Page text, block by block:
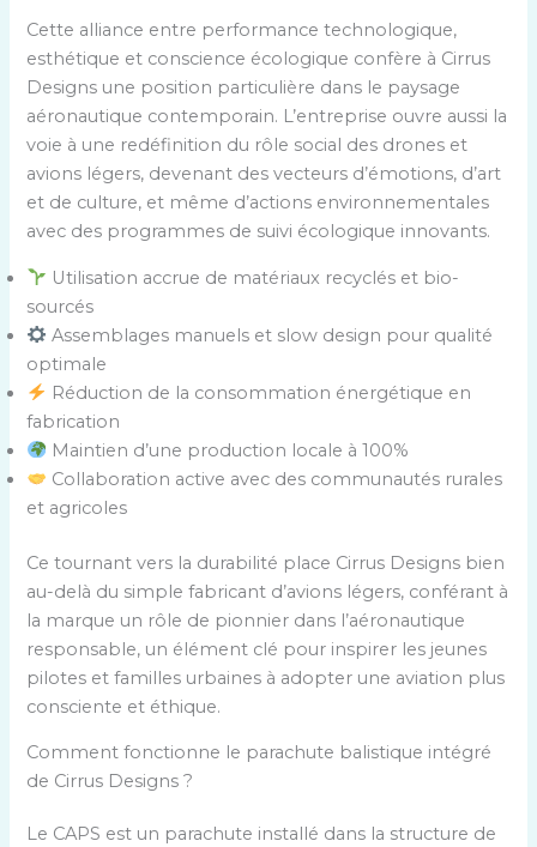
Cette alliance entre performance technologique,
esthétique et conscience écologique confère à Cirrus
Designs une position particulière dans le paysage
aéronautique contemporain. L’entreprise ouvre aussi la
voie à une redéfinition du rôle social des drones et
avions légers, devenant des vecteurs d’émotions, d’art
et de culture, et même d’actions environnementales
avec des programmes de suivi écologique innovants.
Utilisation accrue de matériaux recyclés et bio-
sourcés
Assemblages manuels et slow design pour qualité
optimale
Réduction de la consommation énergétique en
fabrication
Maintien d’une production locale à 100%
Collaboration active avec des communautés rurales
et agricoles
Ce tournant vers la durabilité place Cirrus Designs bien
au-delà du simple fabricant d’avions légers, conférant à
la marque un rôle de pionnier dans l’aéronautique
responsable, un élément clé pour inspirer les jeunes
pilotes et familles urbaines à adopter une aviation plus
consciente et éthique.
Comment fonctionne le parachute balistique intégré
de Cirrus Designs ?
Le CAPS est un parachute installé dans la structure de